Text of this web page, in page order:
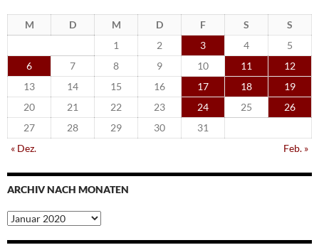
M D M D F S
S
1
2 3 4
5
6
7 8 9 10 11
12
13
14 15 16 17 18
19
20
21 22 23 24 25
26
27
28 29 30
31
« Dez.
Feb. »
ARCHIV NACH MONATEN
Archiv
nach
Monaten